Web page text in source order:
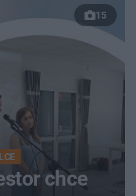
15
chce